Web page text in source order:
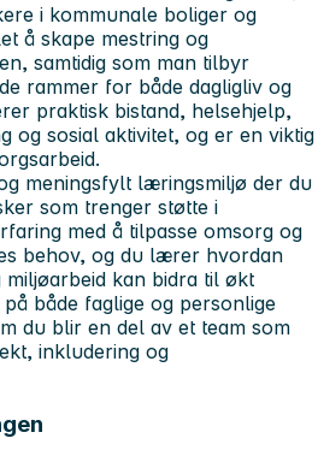
i kommunale boliger og
å skape mestring og
samtidig som man tilbyr
rammer for både dagligliv og
praktisk bistand, helsehjelp,
og sosial aktivitet, og er en viktig
meningsfylt læringsmiljø der du
som trenger støtte i
med å tilpasse omsorg og
behov, og du lærer hvordan
kan bidra til økt
både faglige og personlige
du blir en del av et team som
inkludering og